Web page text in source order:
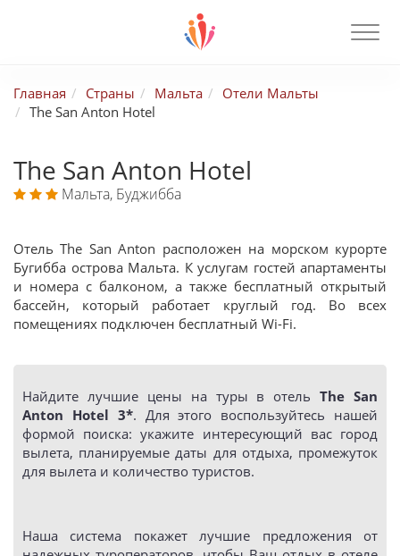
Главная Страны Мальта
Отели Мальты
The San Anton Hotel
The San Anton Hotel
Мальта, Буджибба
Отель The San Anton расположен на морском курорте
Бугибба острова Мальта. К услугам гостей апартаменты
и номера с балконом, а также бесплатный открытый
бассейн, который работает круглый год. Во всех
помещениях подключен бесплатный Wi-Fi.
Найдите лучшие цены на туры в отельThe San
Anton Hotel 3*. Для этого воспользуйтесь нашей
формой поиска: укажите интересующий вас город
вылета, планируемые даты для отдыха, промежуток
для вылета и количество туристов.
Наша система покажет лучшие предложения от